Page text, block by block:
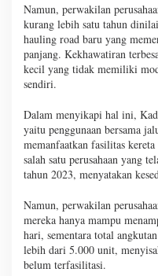
Namun, perwakilan
kurang lebih satu tahun
hauling road baru yang
panjang. Kekhawatiran
kecil yang tidak memiliki
sendiri.
Dalam menyikapi hal ini,
yaitu penggunaan bersama
memanfaatkan fasilitas
salah satu perusahaan yang
tahun 2023, menyatakan
Namun, perwakilan
mereka hanya mampu
hari, sementara total
lebih dari 5.000 unit,
belum terfasilitasi.